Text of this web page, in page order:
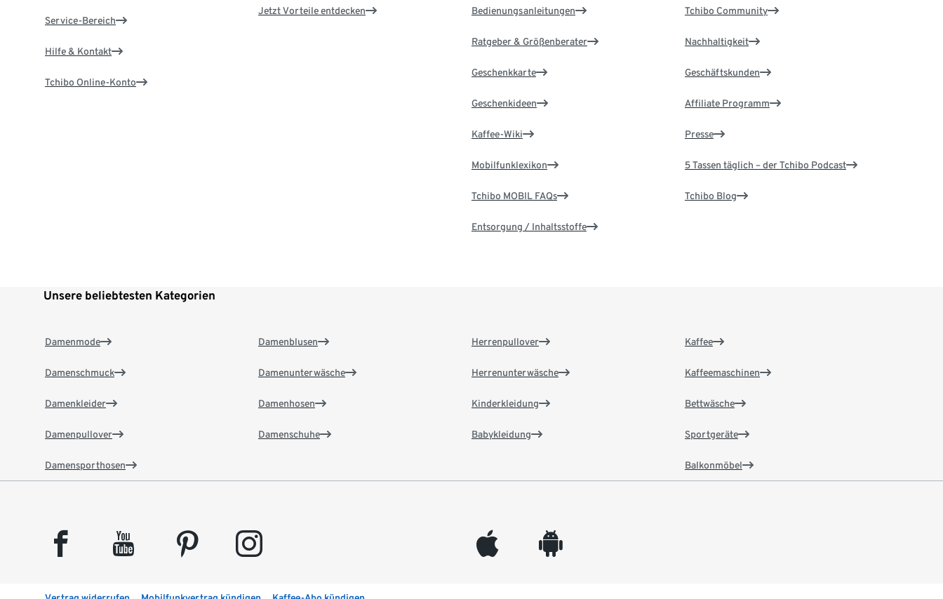
Service-Bereich
Hilfe & Kontakt
Tchibo Online-Konto
Jetzt Vorteile entdecken Bedienungsanleitungen
Ratgeber & Größenberater
Geschenkkarte
Geschenkideen
Kaffee-Wiki
Mobilfunklexikon
Tchibo MOBIL FAQs
Entsorgung / Inhaltsstoffe
Tchibo Community
Nachhaltigkeit
Geschäftskunden
Affiliate Programm
Presse
5 Tassen täglich – der Tchibo Podcast
Tchibo Blog
Unsere beliebtesten Kategorien
Damenmode
Damenschmuck
Damenkleider
Damenpullover
Damensporthosen
Damenblusen
Damenunterwäsche
Damenhosen
Damenschuhe
Herrenpullover
Herrenunterwäsche
Kinderkleidung
Babykleidung
Kaffee
Kaffeemaschinen
Bettwäsche
Sportgeräte
Balkonmöbel
facebook youtube pinterest instagram appleinc android